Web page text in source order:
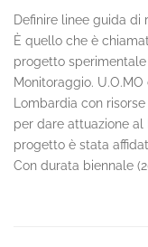
Definire linee guida
È quello che è
progetto
Monitoraggio.
Lombardia con
per dare attuazione
progetto è stata
Con durata biennale